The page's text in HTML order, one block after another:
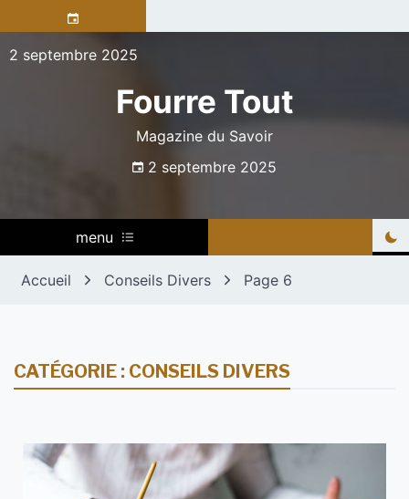
to
content
2 septembre 2025
Fourre Tout
Magazine du Savoir
2 septembre 2025
menu
Accueil Conseils Divers Page 6
CATÉGORIE : CONSEILS DIVERS